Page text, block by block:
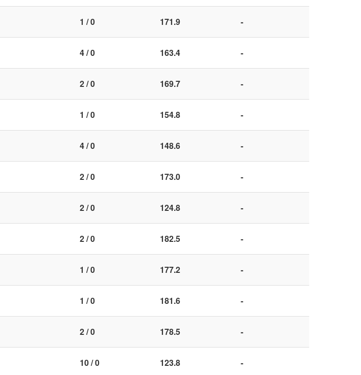
1 / 0 171.9 -
4 / 0 163.4 -
2 / 0 169.7 -
1 / 0 154.8 -
4 / 0 148.6 -
2 / 0 173.0 -
2 / 0 124.8 -
2 / 0 182.5 -
1 / 0 177.2 -
1 / 0 181.6 -
2 / 0 178.5 -
10 / 0 123.8 -